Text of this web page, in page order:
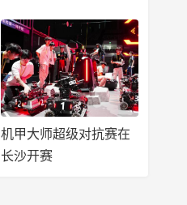
机甲大师超级对抗赛在
长沙开赛